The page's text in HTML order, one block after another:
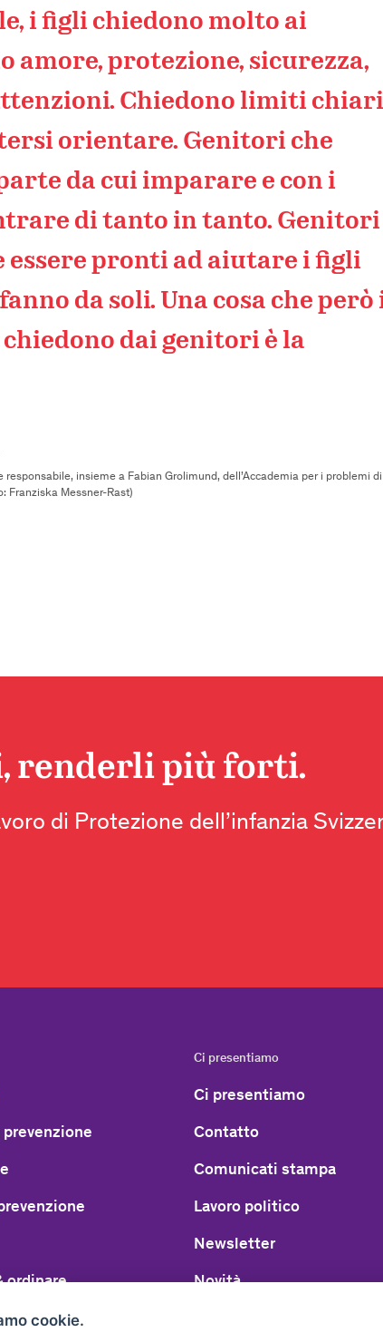
i figli chiedono molto ai
amore, protezione, sicurezza,
Chiedono limiti
orientare. Genitori che
da cui imparare e con i
di tanto in tanto. Genitori
essere pronti ad aiutare i figli
da soli. Una cosa che però
dai genitori è la
responsabile, insieme a Fabian Grolimund, dell’Accademia per i problemi di
Franziska Messner-Rast)
renderli più forti.
di Protezione dell’infanzia
ordinare
Ci presentiamo
Ci presentiamo
Contatto
Comunicati stampa
Lavoro politico
Newsletter
Novità
cookie.